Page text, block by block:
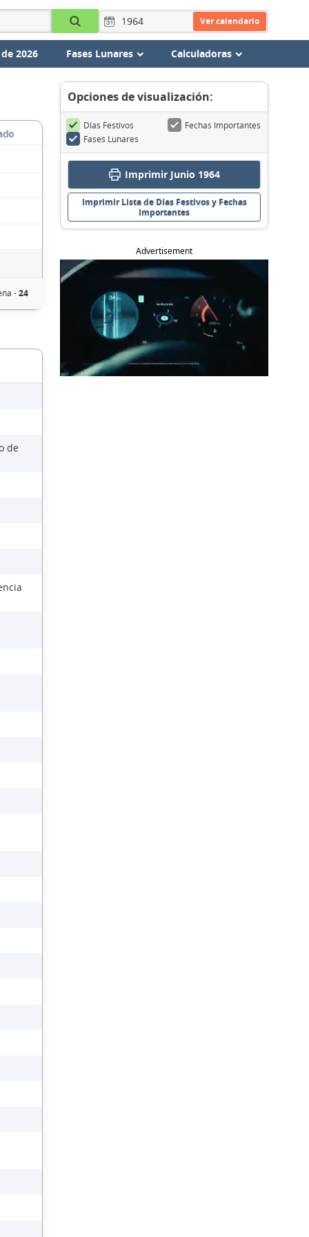
Ver calendario
2026 Fases Lunares Calculadoras
-24
de
Opciones de visualización:
Días Festivos
Fechas Importantes
Fases Lunares
Imprimir Junio 1964
Imprimir Lista de Días Festivos y Fechas
Importantes
Advertisement